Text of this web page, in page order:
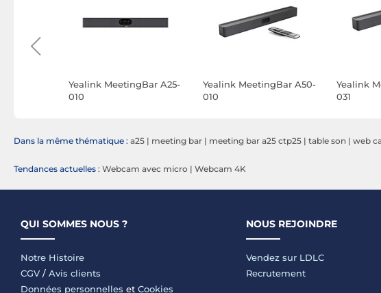
Yealink MeetingBar A25-
010
Yealink MeetingBar A50-
010
Yealink
031
Dans la même thématique : a25 | meeting bar | meeting bar a25 ctp25 | table son | web
Tendances actuelles : Webcam avec micro | Webcam 4K
QUI SOMMES NOUS ?
Notre Histoire
CGV / Avis clients
Données personnelles et Cookies
NOUS REJOINDRE
Vendez sur LDLC
Recrutement